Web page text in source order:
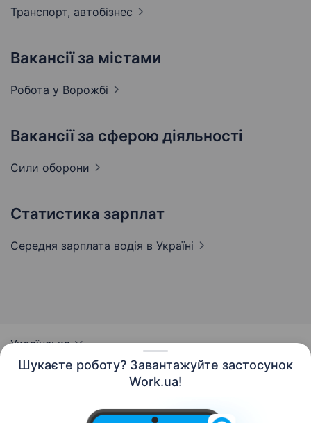
Шукаєте роботу? Завантажуйте застосунок
Work.ua!
Транспорт, автобізнес
Вакансії за містами
Робота у Ворожбі
Вакансії за сферою діяльності
Сили оборони
Статистика зарплат
Середня зарплата водія в Україні
Українська